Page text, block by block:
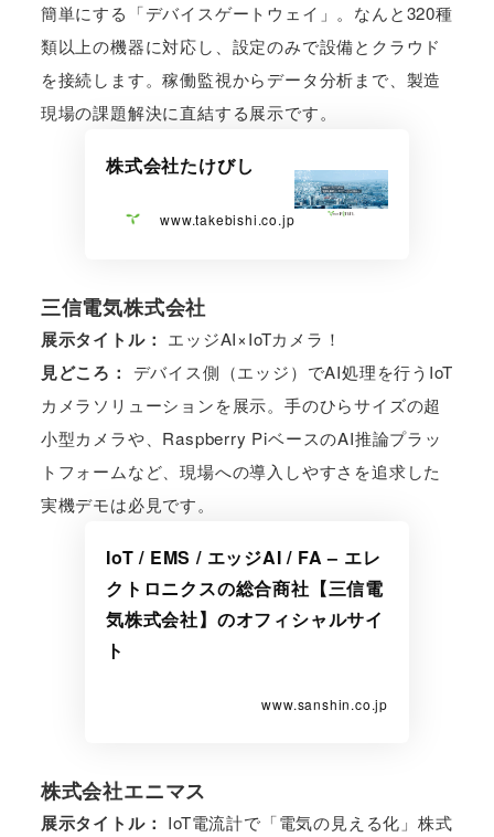
簡単にする「デバイスゲートウェイ」。なんと320種
類以上の機器に対応し、設定のみで設備とクラウド
を接続します。稼働監視からデータ分析まで、製造
現場の課題解決に直結する展示です。
株式会社たけびし
www.takebishi.co.jp
三信電気株式会社
展示タイトル： エッジAI×IoTカメラ！
見どころ：
デバイス側（エッジ）でAI処理を行うIoT
カメラソリューションを展示。手のひらサイズの超
小型カメラや、Raspberry PiベースのAI推論プラッ
トフォームなど、現場への導入しやすさを追求した
実機デモは必見です。
IoT / EMS / エッジAI / FA – エレ
クトロニクスの総合商社【三信電
気株式会社】のオフィシャルサイ
ト
www.sanshin.co.jp
株式会社エニマス
展示タイトル： IoT電流計で「電気の見える化」株式